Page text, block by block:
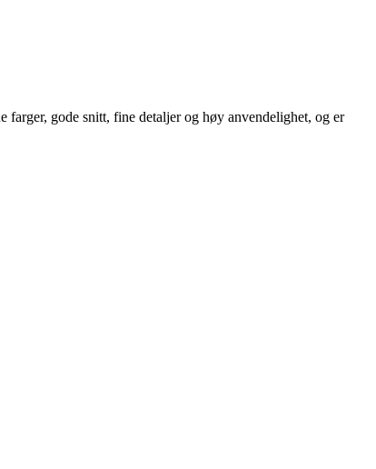
gode snitt, fine detaljer og høy anvendelighet, og er